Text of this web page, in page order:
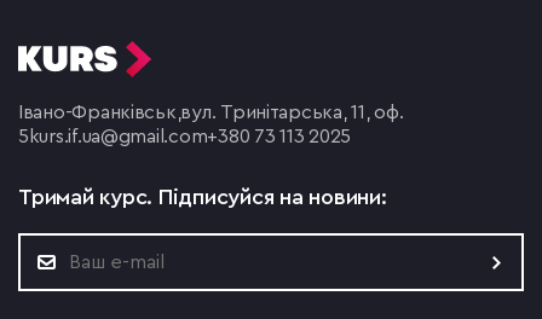
Івано-Франківськ,вул. Тринітарська, 11, оф.
5 kurs.if.ua@gmail.com+380 73 113 2025
Тримай курс. Підписуйся на новини: